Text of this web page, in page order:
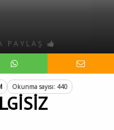
PAYLAŞ
Okunma sayısı: 440